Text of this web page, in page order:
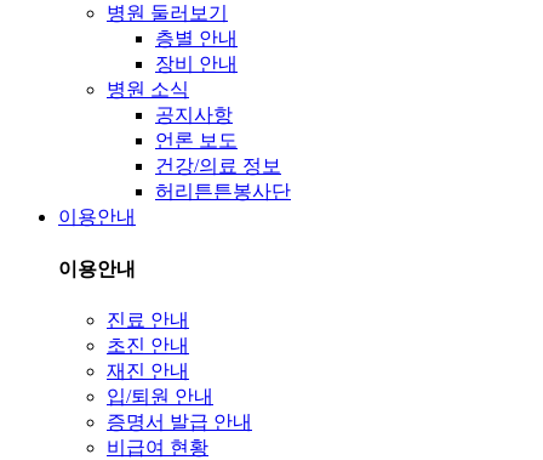
병원 둘러보기
층별 안내
장비 안내
병원 소식
공지사항
언론 보도
건강/의료 정보
허리튼튼봉사단
이용안내
이용안내
진료 안내
초진 안내
재진 안내
입/퇴원 안내
증명서 발급 안내
비급여 현황